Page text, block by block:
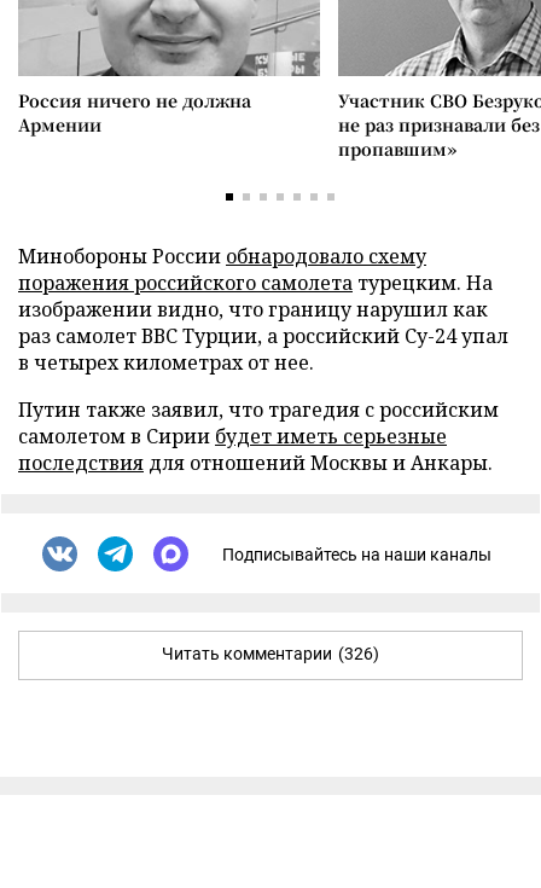
Россия ничего не должна
Армении
Участник СВО
не раз признавали
пропавшим»
Минобороны России обнародовало схему
поражения российского самолета турецким. На
изображении видно, что границу нарушил как
раз самолет ВВС Турции, а российский Су-24 упал
в четырех километрах от нее.
Путин также заявил, что трагедия с российским
самолетом в Сирии будет иметь серьезные
последствия для отношений Москвы и Анкары.
Подписывайтесь на наши каналы
Читать комментарии (326)